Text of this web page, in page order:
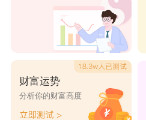
财富运势
分析你的财富高度